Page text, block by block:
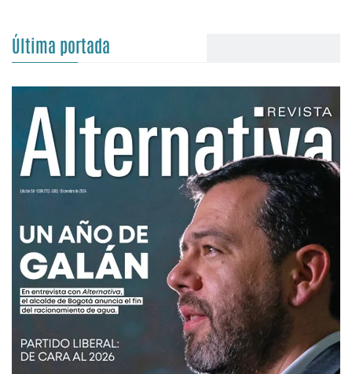
Última portada